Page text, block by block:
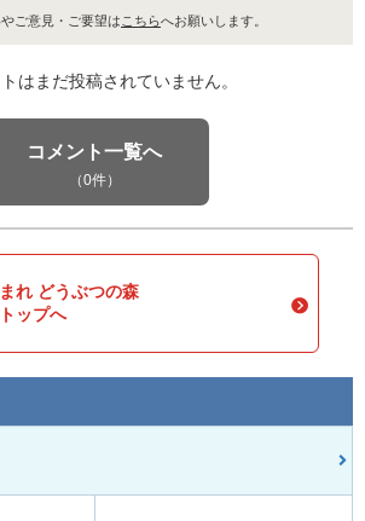
ご意見・ご要望は こちらへお願いします。
はまだ投稿されていません。
コメント一覧へ
（0件）
れ どうぶつの森
ップへ